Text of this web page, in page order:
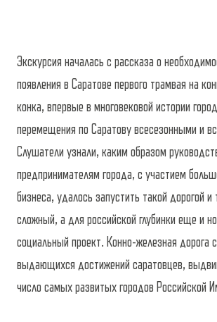
Экскурсия началась с рассказа о
появления в Саратове первого трамвая на
конка, впервые в многовековой истории
перемещения по Саратову всесезонными и
Слушатели узнали, каким образом
предпринимателям города, с участием
бизнеса, удалось запустить такой дорогой и
сложный, а для российской глубинки еще и
социальный проект. Конно-железная дорога
выдающихся достижений саратовцев,
число самых развитых городов Российской